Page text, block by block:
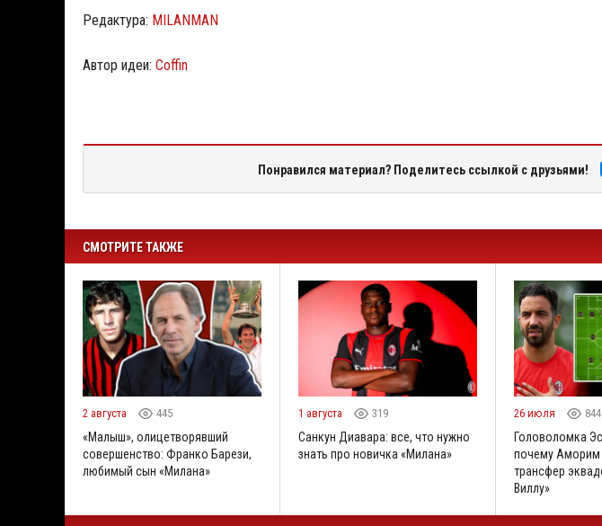
Редактура: MILANMAN
Автор идеи: Coffin
Понравился материал? Поделитесь ссылкой с друзьями!
СМОТРИТЕ ТАКЖЕ
2 августа 445
«Малыш», олицетворявший
совершенство: Франко Барези,
любимый сын «Милана»
1 августа 319
Санкун Диавара: все, что нужно
знать про новичка «Милана»
26 июля 844
Головоломка
почему Аморим
трансфер
Виллу»